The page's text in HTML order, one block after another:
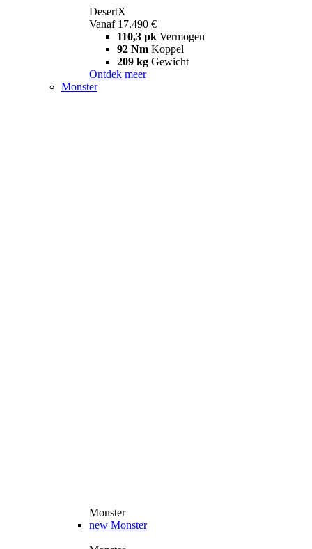
DesertX
Vanaf 17.490 €
110,3 pk Vermogen
92 Nm Koppel
209 kg Gewicht
Ontdek meer
Monster
Monster
new Monster